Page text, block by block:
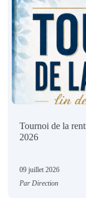
Tournoi de la
2026
09 juillet 2026
Par Direction